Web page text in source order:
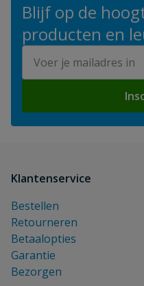
Blijf op de
producten en
Klantenservice
Bestellen
Retourneren
Betaalopties
Garantie
Bezorgen